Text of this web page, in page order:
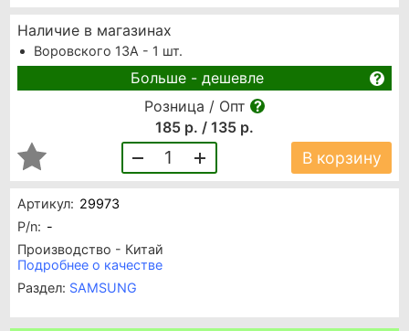
Артикул: 29973
P/n: -
Производство - Китай
Подробнее о качестве
Раздел: SAMSUNG
Наличие в магазинах
Воровского 13А - 1 шт.
Больше - дешевле
Розница / Опт
185 р. / 135 р.
1 В корзину